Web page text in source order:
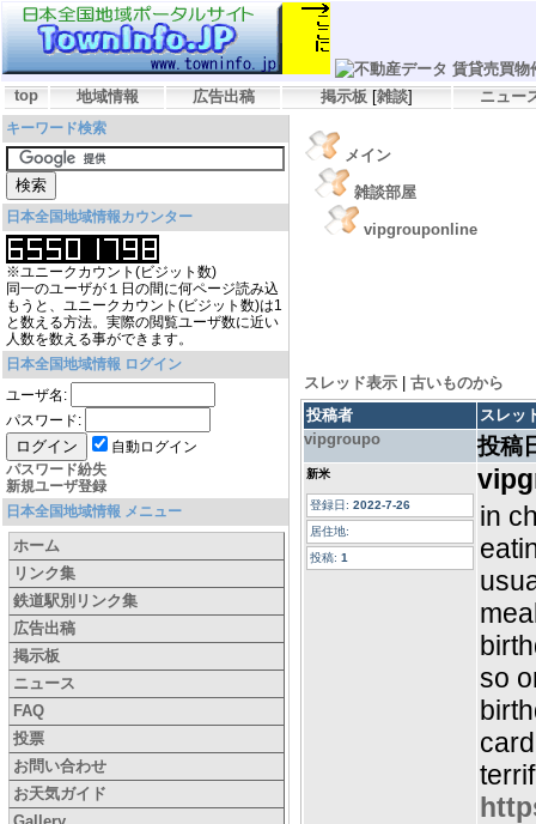
top 地域情報 広告出稿 掲示板 [雑談] ニュー
キーワード検索
日本全国地域情報カウンター
※ユニークカウント(ビジット数)
同一のユーザが１日の間に何ページ読み込
もうと、ユニークカウント(ビジット数)は1
と数える方法。実際の閲覧ユーザ数に近い
人数を数える事ができます。
日本全国地域情報 ログイン
ユーザ名:
パスワード:
自動ログイン
パスワード紛失
新規ユーザ登録
日本全国地域情報 メニュー
ホーム
リンク集
鉄道駅別リンク集
広告出稿
掲示板
ニュース
FAQ
投票
お問い合わせ
お天気ガイド
メイン
雑談部屋
vipgrouponline
スレッド表示
古いものから
投稿者
スレッ
vipgroupo
投稿
新米
登録日: 2022-7-26
居住地:
投稿: 1
in
so